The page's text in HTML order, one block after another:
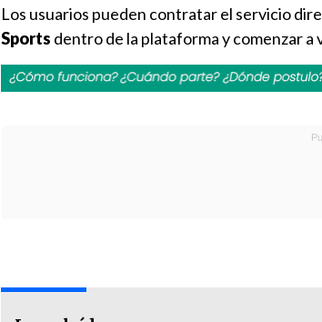
Los usuarios pueden contratar el servicio
Sports dentro de la plataforma y comenzar